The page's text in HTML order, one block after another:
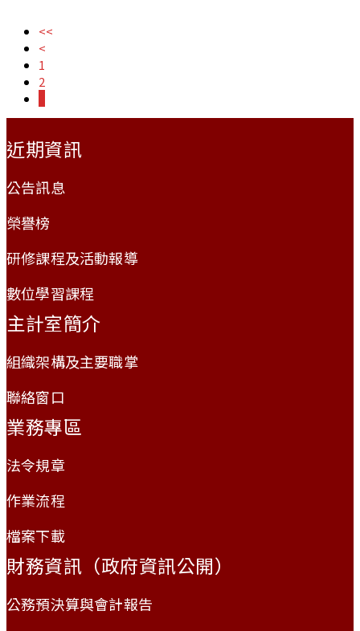
<<
<
1
2
近期資訊
公告訊息
榮譽榜
研修課程及活動報導
數位學習課程
主計室簡介
組織架構及主要職掌
聯絡窗口
業務專區
法令規章
作業流程
檔案下載
財務資訊（政府資訊公開）
公務預決算與會計報告